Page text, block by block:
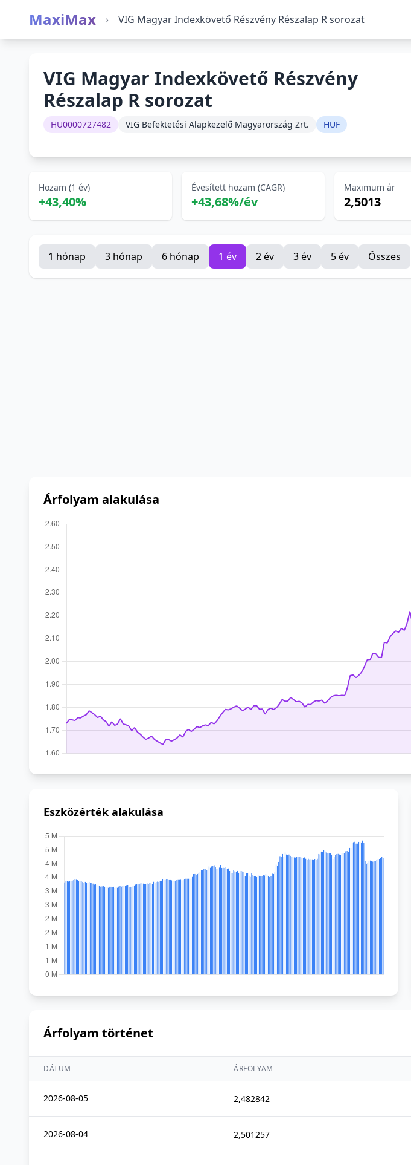
MaxiMax › VIG Magyar Indexkövető Részvény Részalap R sorozat
VIG Magyar Indexkövető Részvény
Részalap R sorozat
HU0000727482 VIG Befektetési Alapkezelő Magyarország Zrt. HUF
Hozam (1 év)
+43,40%
Évesített hozam (CAGR)
+43,68%/év
Maximum ár
2,5013
1 hónap 3 hónap 6 hónap 1 év 2 év 3 év 5 év Összes
Árfolyam alakulása
Eszközérték alakulása
Árfolyam történet
DÁTUM ÁRFOLYAM
2026-08-05 2,482842
2026-08-04 2,501257